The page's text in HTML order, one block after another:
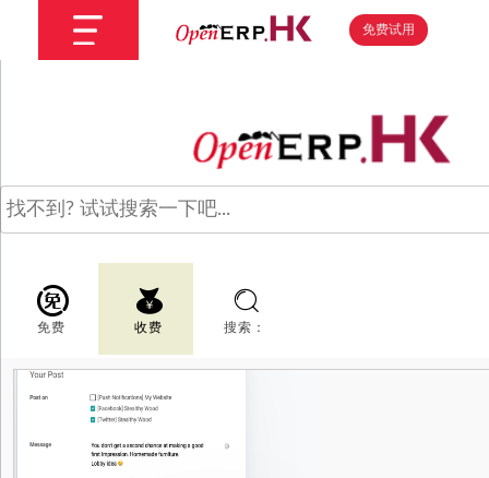
免费试用
免费 收费 搜索：